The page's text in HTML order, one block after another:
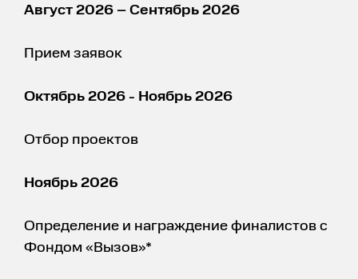
Август 2026 – Сентябрь 2026
Прием заявок
Октябрь 2026 - Ноябрь 2026
Отбор проектов
Ноябрь 2026
Определение и награждение финалистов с
Фондом «Вызов»*